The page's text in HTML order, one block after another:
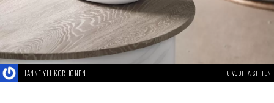
JANNE YLI-KORHONEN 6 VUOTTA SITTEN